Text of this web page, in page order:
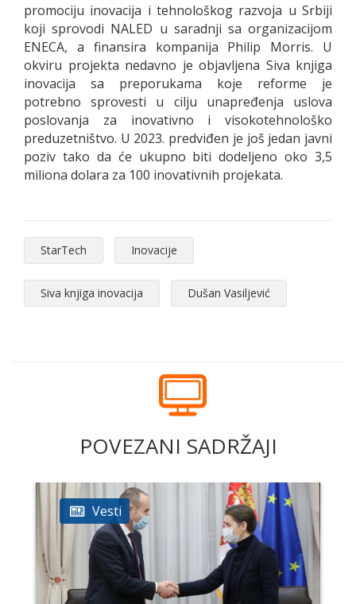
promociju inovacija i tehnološkog razvoja u Srbiji
koji sprovodi NALED u saradnji sa organizacijom
ENECA, a finansira kompanija Philip Morris. U
okviru projekta nedavno je objavljena Siva knjiga
inovacija sa preporukama koje reforme je
potrebno sprovesti u cilju unapređenja uslova
poslovanja za inovativno i visokotehnološko
preduzetništvo. U 2023. predviđen je još jedan javni
poziv tako da će ukupno biti dodeljeno oko 3,5
miliona dolara za 100 inovativnih projekata.
StarTech Inovacije
Siva knjiga inovacija Dušan Vasiljević
POVEZANI SADRŽAJI
Vesti